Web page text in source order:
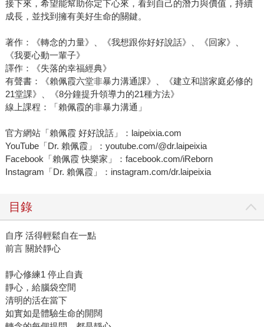
接下來，希望能幫助你定下心來，看到自己的潛力與價值，持續
成長，並找到擁有美好生命的關鍵。
著作：《轉念的力量》、《我想跟你好好說話》、《回家》、
《我要心動一輩子》
譯作：《失落的幸福經典》
有聲書：《賴佩霞六堂非暴力溝通課》、《建立和諧家庭必修的
21堂課》、《8分鐘提升領導力的21種方法》
線上課程：「賴佩霞的非暴力溝通」
官方網站「賴佩霞 好好說話」：laipeixia.com
YouTube「Dr. 賴佩霞」：youtube.com/@dr.laipeixia
Facebook「賴佩霞 快樂家」：facebook.com/iReborn
Instagram「Dr. 賴佩霞」：instagram.com/dr.laipeixia
目錄
自序 活得輕鬆自在一點
前言 關於靜心
靜心修練1 停止自責
靜心，給腦袋空間
清明的活在當下
如實如是體驗生命的開闊